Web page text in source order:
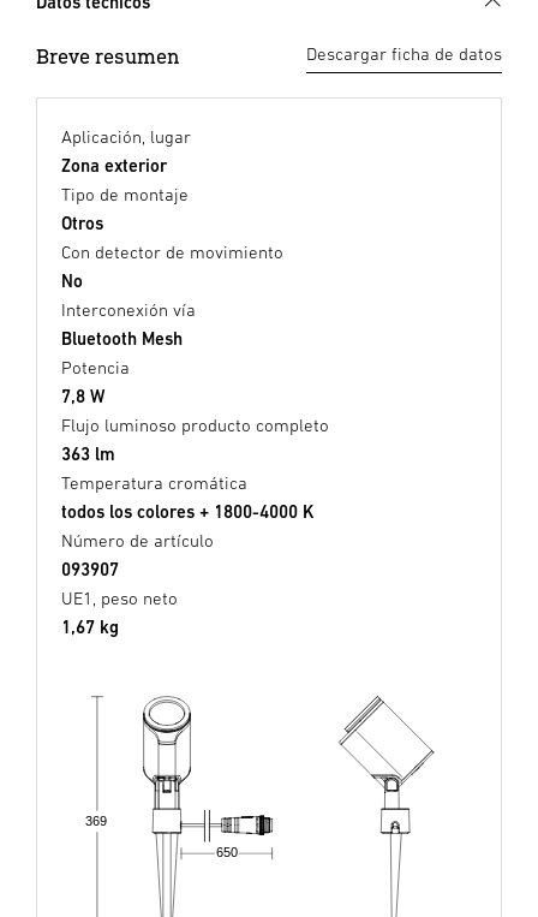
Breve resumen Descargar ficha de datos
Aplicación, lugar
Zona exterior
Tipo de montaje
Otros
Con detector de movimiento
No
Interconexión vía
Bluetooth Mesh
Potencia
7,8 W
Flujo luminoso producto completo
363 lm
Temperatura cromática
todos los colores + 1800-4000 K
Número de artículo
093907
UE1, peso neto
1,67 kg
369
650